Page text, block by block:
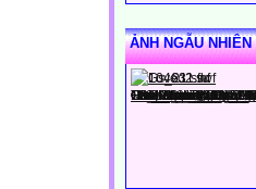
ẢNH NGẪU NHIÊN